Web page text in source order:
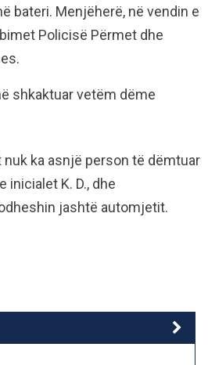
bateri. Menjëherë, në vendin e
Policisë Përmet dhe
shkaktuar vetëm dëme
ka asnjë person të dëmtuar
inicialet K. D., dhe
jashtë automjetit.